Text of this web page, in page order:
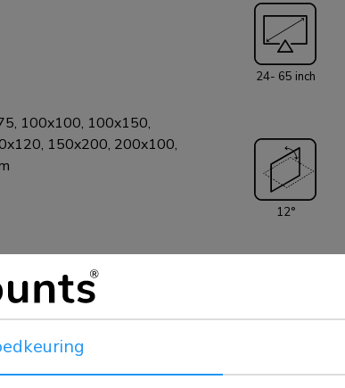
meegeleverd). De WL35S-850BL12
evenals
de
100x100, 100x150,
150x200, 200x100,
veiligheidsschroef
24- 65 inch
12°